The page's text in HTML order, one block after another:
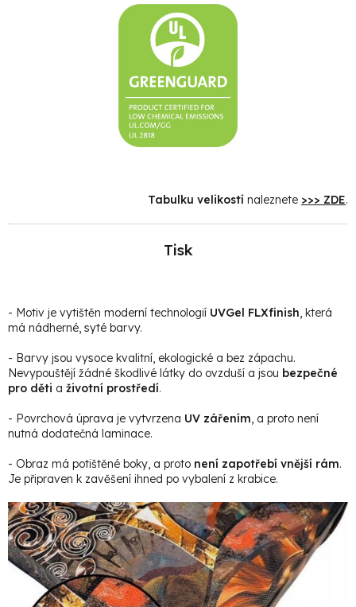
Tabulku velikostí naleznete >>> ZDE.
Tisk
- Motiv je vytištěn moderní technologií UVGel FLXfinish, která
má nádherné, syté barvy.
- Barvy jsou vysoce kvalitní, ekologické a bez zápachu.
Nevypouštějí žádné škodlivé látky do ovzduší a jsou bezpečné
pro děti a životní prostředí.
- Povrchová úprava je vytvrzena UV zářením, a proto není
nutná dodatečná laminace.
- Obraz má potištěné boky, a proto není zapotřebí vnější rám.
Je připraven k zavěšení ihned po vybalení z krabice.